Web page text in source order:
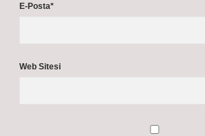
E-Posta*
Web Sitesi